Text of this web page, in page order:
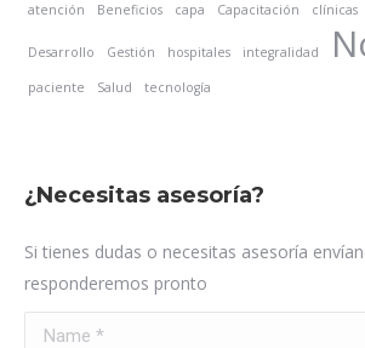
atención Beneficios capa Capacitación clínicas
Desarrollo Gestión hospitales integralidad
paciente Salud tecnología
¿Necesitas asesoría?
Si tienes dudas o necesitas asesoría
responderemos pronto
Name *